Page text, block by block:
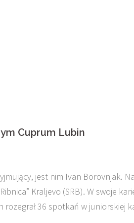
Cuprum Lubin
jest nim Ivan Borovnjak.
Kraljevo (SRB). W swoje
36 spotkań w juniorskiej